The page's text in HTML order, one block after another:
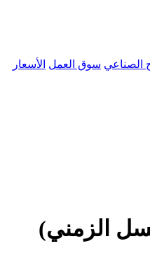
الصناعي سوق العمل الأسعار
الزمني)